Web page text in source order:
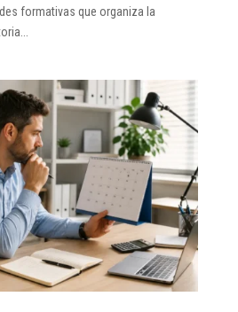
formativas que organiza la